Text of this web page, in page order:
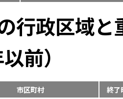
行政区域
前）
市区町村
終了